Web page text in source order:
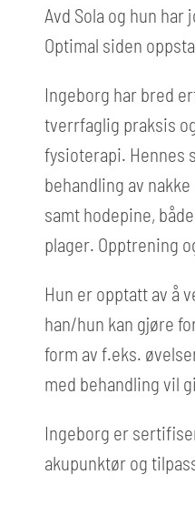
Avd Sola og hun har
Optimal siden
Ingeborg har bred
tverrfaglig praksis
fysioterapi. Hennes
behandling av
samt hodepine,
plager. Opptrening
Hun er opptatt av å
han/hun kan gjøre
form av f.eks.
med behandling vil
Ingeborg er
akupunktør og